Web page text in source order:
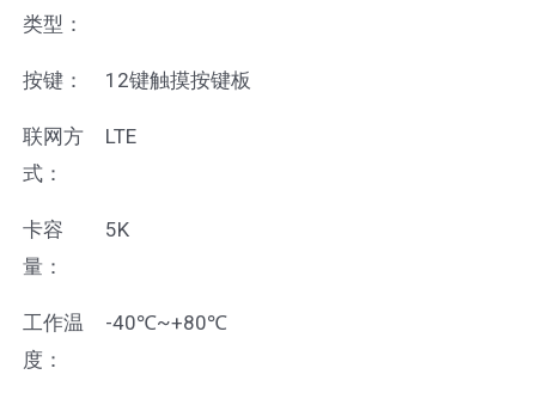
类型：
按键： 12键触摸按键板
联网方
式：
LTE
卡容
量：
5K
工作温
度：
-40℃~+80℃